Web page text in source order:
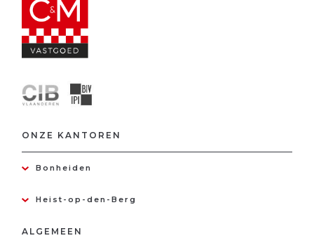
ONZE KANTOREN
Bonheiden
Heist-op-den-Berg
ALGEMEEN